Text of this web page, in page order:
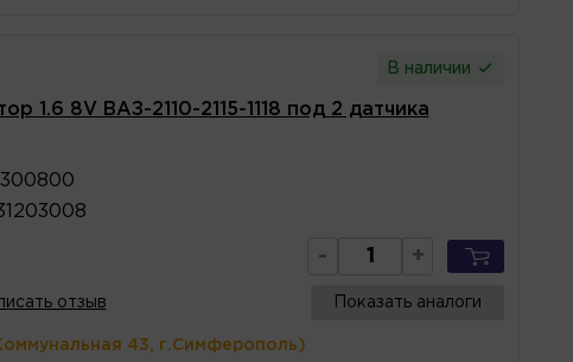
В наличии
1.6 8V ВАЗ-2110-2115-1118 под 2 датчика
- +
отзыв Показать аналоги
43, г.Симферополь)